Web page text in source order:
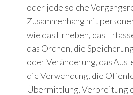
oder jede solche
Zusammenhang mit
wie das Erheben, das
das Ordnen, die
oder Veränderung, das
die Verwendung, die
Übermittlung, Verbreitung